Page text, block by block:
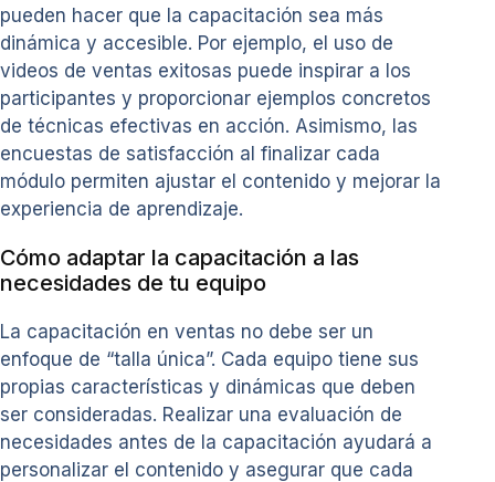
pueden hacer que la capacitación sea más
dinámica y accesible. Por ejemplo, el uso de
videos de ventas exitosas puede inspirar a los
participantes y proporcionar ejemplos concretos
de técnicas efectivas en acción. Asimismo, las
encuestas de satisfacción al finalizar cada
módulo permiten ajustar el contenido y mejorar la
experiencia de aprendizaje.
Cómo adaptar la capacitación a las
necesidades de tu equipo
La capacitación en ventas no debe ser un
enfoque de “talla única”. Cada equipo tiene sus
propias características y dinámicas que deben
ser consideradas. Realizar una evaluación de
necesidades antes de la capacitación ayudará a
personalizar el contenido y asegurar que cada